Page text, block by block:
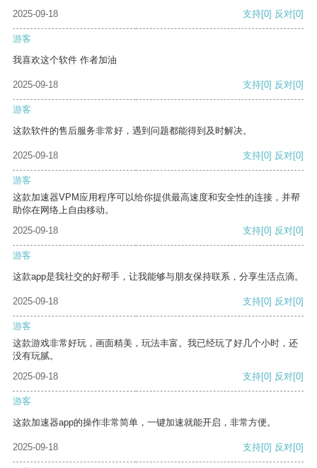
2025-09-18 支持[0] 反对[0]
游客
我喜欢这个软件 作者加油
2025-09-18 支持[0] 反对[0]
游客
这款软件的售后服务非常好，遇到问题都能得到及时解决。
2025-09-18 支持[0] 反对[0]
游客
这款加速器VPM应用程序可以给你提供最高速度和安全性的连接，并帮
助你在网络上自由移动。
2025-09-18
支持[0] 反对[0]
游客
这款app是我社交的好帮手，让我能够与朋友保持联系，分享生活点滴。
2025-09-18 支持[0] 反对[0]
游客
这款游戏非常好玩，画面精美，玩法丰富。我已经玩了好几个小时，还
没有玩腻。
2025-09-18
支持[0] 反对[0]
游客
这款加速器app的操作非常简单，一键加速就能开启，非常方便。
2025-09-18 支持[0] 反对[0]